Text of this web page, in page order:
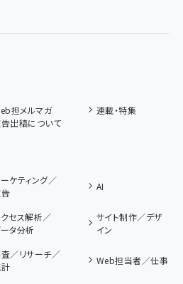
担メルマガ
連載・特集
出稿について
ケティング／
AI
セス解析／
タ分析
サイト制作／デザ
イン
／リサーチ／
Web担当者／仕事